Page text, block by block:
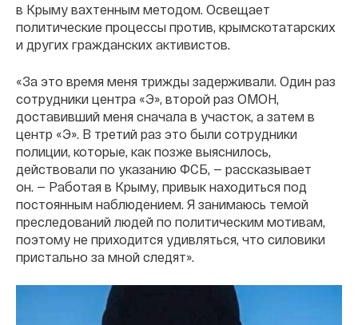
в Крыму вахтенным методом. Освещает
политические процессы против, крымскотатарских
и других гражданских активистов.
«За это время меня трижды задерживали. Один раз
сотрудники центра «Э», второй раз ОМОН,
доставивший меня сначала в участок, а затем в
центр «Э». В третий раз это были сотрудники
полиции, которые, как позже выяснилось,
действовали по указанию ФСБ, — рассказывает
он. — Работая в Крыму, привык находиться под
постоянным наблюдением. Я занимаюсь темой
преследований людей по политическим мотивам,
поэтому не приходится удивляться, что силовики
пристально за мной следят».